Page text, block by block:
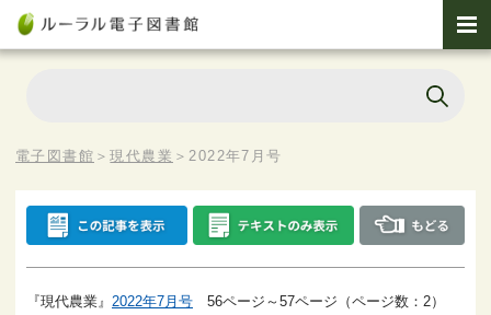
電子図書館 ＞現代農業 ＞2022年7月号
『現代農業』 2022年7月号 56ページ～57ページ（ページ数：2）